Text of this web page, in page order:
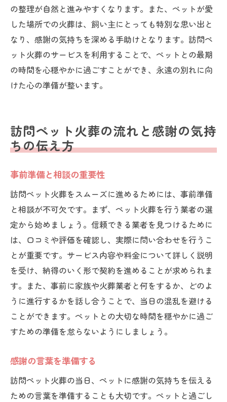
の整理が自然と進みやすくなります。また、ペットが愛
した場所での火葬は、飼い主にとっても特別な思い出と
なり、感謝の気持ちを深める手助けとなります。訪問ペ
ット火葬のサービスを利用することで、ペットとの最期
の時間を心穏やかに過ごすことができ、永遠の別れに向
けた心の準備が整います。
訪問ペット火葬の流れと感謝の気持
ちの伝え方
事前準備と相談の重要性
訪問ペット火葬をスムーズに進めるためには、事前準備
と相談が不可欠です。まず、ペット火葬を行う業者の選
定から始めましょう。信頼できる業者を見つけるために
は、口コミや評価を確認し、実際に問い合わせを行うこ
とが重要です。サービス内容や料金について詳しく説明
を受け、納得のいく形で契約を進めることが求められま
す。また、事前に家族や火葬業者と何をするか、どのよ
うに進行するかを話し合うことで、当日の混乱を避ける
ことができます。ペットとの大切な時間を穏やかに過ご
すための準備を怠らないようにしましょう。
感謝の言葉を準備する
訪問ペット火葬の当日、ペットに感謝の気持ちを伝える
ための言葉を準備することも大切です。ペットと過ごし